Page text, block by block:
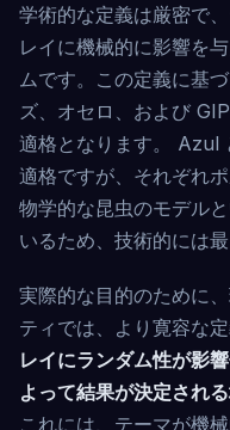
学術的な定義は厳密で
レイに機械的に影響を
ムです。この定義に基
ズ、オセロ、および
適格となります。 Azul
適格ですが、それぞれ
物学的な昆虫のモデル
いるため、技術的には
実際的な目的のために
ティでは、より寛容な
レイにランダム性が影
よって結果が決定され
これには、テーマが機